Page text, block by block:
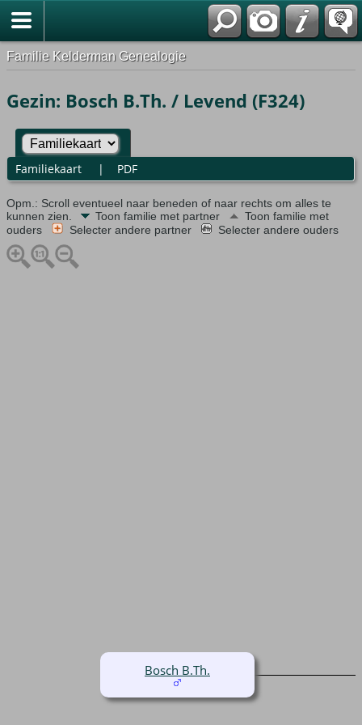
Familie Kelderman Genealogie
Gezin: Bosch B.Th. / Levend (F324)
Familiekaart | PDF
Opm.: Scroll eventueel naar beneden of naar rechts om alles te
kunnen zien.
Toon familie met partner
Toon familie met
ouders
Selecter andere partner Selecter andere ouders
Bosch B.Th.